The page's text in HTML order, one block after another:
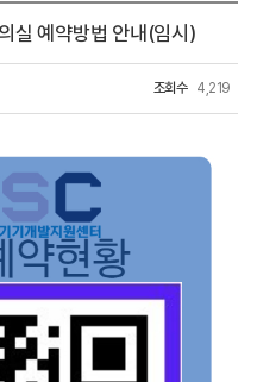
실 예약방법 안내(임시)
조회수 4,219